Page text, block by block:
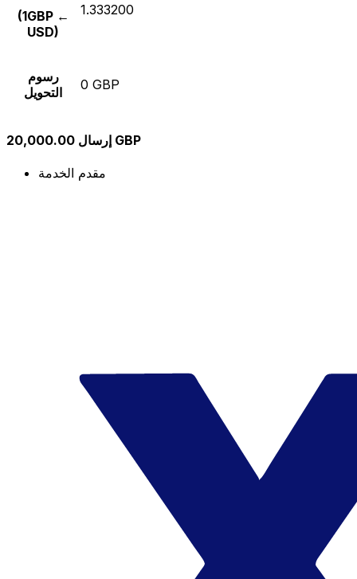
(1GBP ←
USD)
1.333200
رسوم
التحويل
0 GBP
إرسال 20,000.00 GBP
مقدم الخدمة